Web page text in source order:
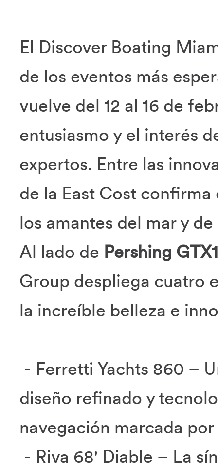
El Discover Boating
de los eventos más
vuelve del 12 al 16 de
entusiasmo y el interés
expertos. Entre las
de la East Cost
los amantes del mar y
Al lado de Pershing
Group despliega cuatro
la increíble belleza e
- Ferretti Yachts 860 –
diseño refinado y
navegación marcada
- Riva 68' Diable – La